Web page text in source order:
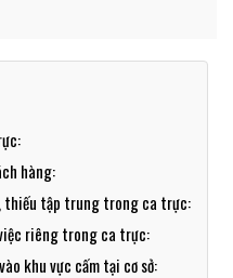
hàng:
thiếu tập trung trong ca trực:
riêng trong ca trực:
khu vực cấm tại cơ sở: